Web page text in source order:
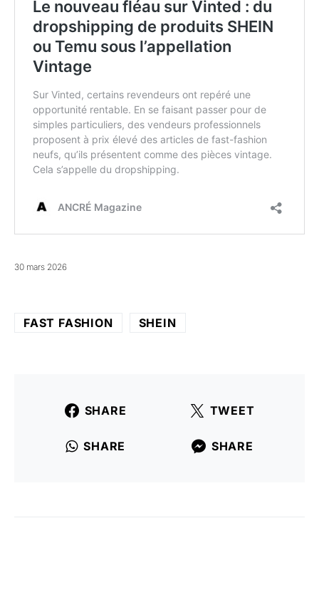
30 mars 2026
FAST FASHION SHEIN
SHARE TWEET
SHARE SHARE